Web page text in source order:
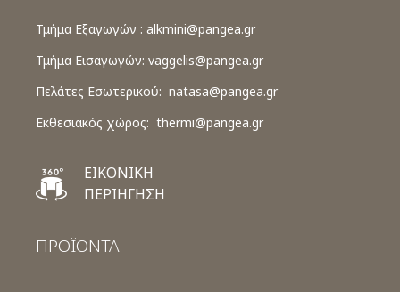
Τμήμα Εξαγωγών : alkmini@pangea.gr
Τμήμα Εισαγωγών: vaggelis@pangea.gr
Πελάτες Εσωτερικού: natasa@pangea.gr
Εκθεσιακός χώρος: thermi@pangea.gr
ΕΙΚΟΝΙΚΗ
ΠΕΡΙΗΓΗΣΗ
ΠΡΟΪΟΝΤΑ